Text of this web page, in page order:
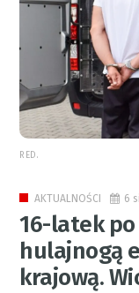
RED.
AKTUALNOŚCI 6
16-latek
hulajnogą
krajową.